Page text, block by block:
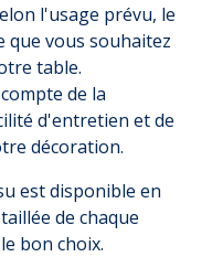
l'usage prévu, le
que vous souhaitez
table.
de la
d'entretien et de
décoration.
est disponible en
de chaque
bon choix.